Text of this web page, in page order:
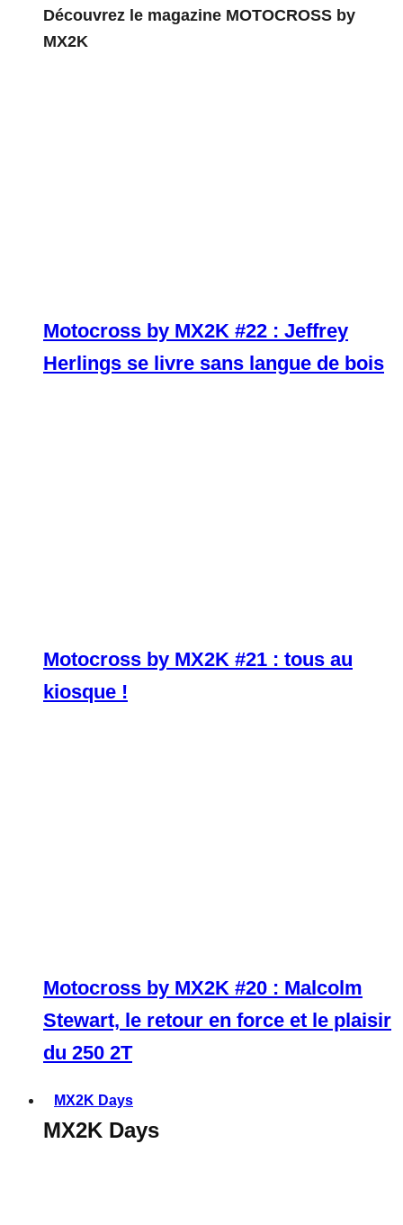
Découvrez le magazine MOTOCROSS by
MX2K
Motocross by MX2K #22 : Jeffrey
Herlings se livre sans langue de bois
Motocross by MX2K #21 : tous au
kiosque !
Motocross by MX2K #20 : Malcolm
Stewart, le retour en force et le plaisir
du 250 2T
MX2K Days
MX2K Days